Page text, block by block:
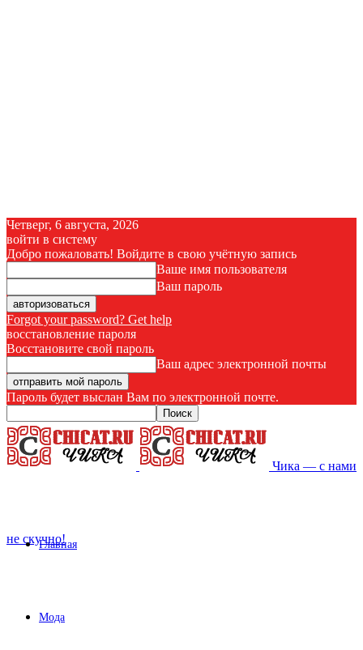
Четверг, 6 августа, 2026
войти в систему
Добро пожаловать! Войдите в свою учётную запись
Ваше имя пользователя
Ваш пароль
Forgot your password? Get help
восстановление пароля
Восстановите свой пароль
Ваш адрес электронной почты
Пароль будет выслан Вам по электронной почте.
Чика — с нами
не скучно!
Главная
Мода